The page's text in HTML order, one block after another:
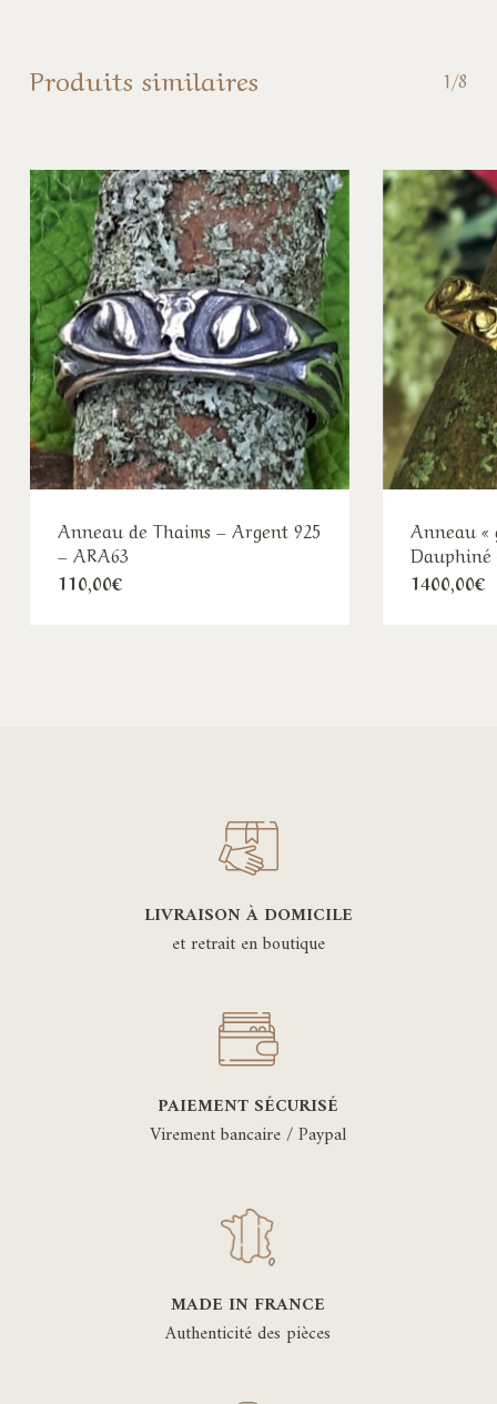
Produits similaires 1/8
Anneau de Thaims – Argent 925
– ARA63
110,00€
Anneau «
Dauphiné
1400,00€
LIVRAISON À DOMICILE
et retrait en boutique
PAIEMENT SÉCURISÉ
Virement bancaire / Paypal
MADE IN FRANCE
Authenticité des pièces